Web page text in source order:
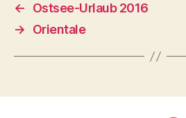
←
Ostsee-Urlaub 2016
→
Orientale